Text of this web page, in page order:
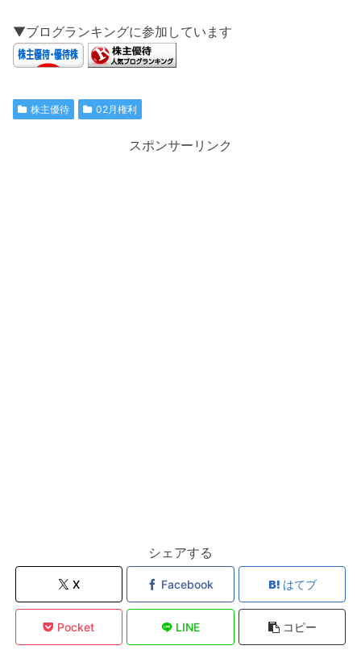
▼ブログランキングに参加しています
株主優待 02月権利
スポンサーリンク
シェアする
X Facebook はてブ
Pocket LINE コピー